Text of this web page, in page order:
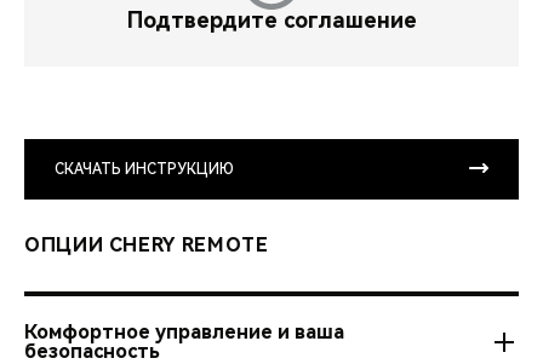
Подтвердите соглашение
СКАЧАТЬ ИНСТРУКЦИЮ
ОПЦИИ CHERY REMOTE
Комфортное управление и ваша
безопасность